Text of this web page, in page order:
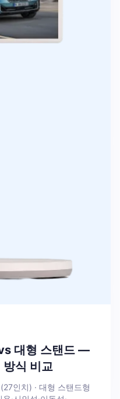
대형 스탠드 —
식 비교
인치) · 대형 스탠드형